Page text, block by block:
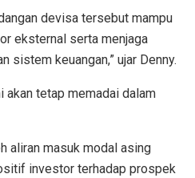
devisa tersebut mampu
eksternal serta menjaga
sistem keuangan,” ujar Denny.
akan tetap memadai dalam
aliran masuk modal asing
investor terhadap prospek